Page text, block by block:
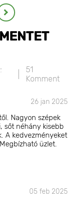
51
Komment
26 jan 2025
Nagyon szépek
sőt néhány kisebb
A kedvezményeket
üzlet.
05 feb 2025